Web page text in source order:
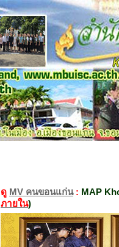
ดู MV คนขอนแก่น: MAP
ภายใน)